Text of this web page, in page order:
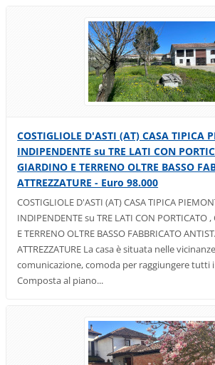
COSTIGLIOLE D'ASTI (AT) CASA TIPICA
INDIPENDENTE su TRE LATI CON
GIARDINO E TERRENO OLTRE BASSO
ATTREZZATURE - Euro 98.000
COSTIGLIOLE D'ASTI (AT) CASA TIPICA
INDIPENDENTE su TRE LATI CON PORTICATO
E TERRENO OLTRE BASSO FABBRICATO
ATTREZZATURE La casa è situata nelle
comunicazione, comoda per raggiungere tutti
Composta al piano...